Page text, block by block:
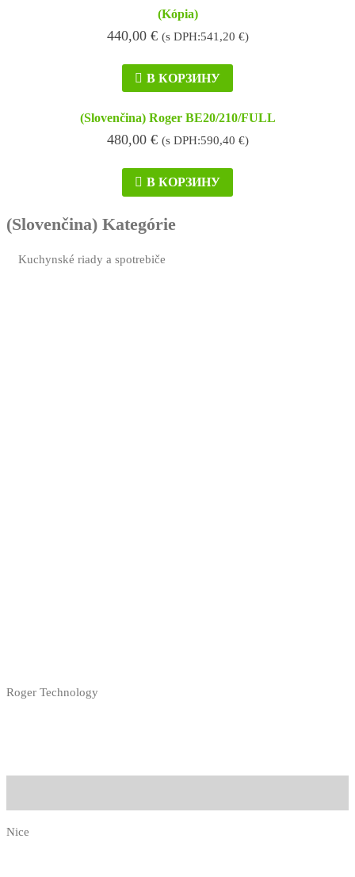
(Kópia)
440,00 € (s DPH:541,20 €)
В КОРЗИНУ
(Slovenčina) Roger BE20/210/FULL
480,00 € (s DPH:590,40 €)
В КОРЗИНУ
(Slovenčina) Kategórie
Kuchynské riady a spotrebiče
Roger Technology
Nice